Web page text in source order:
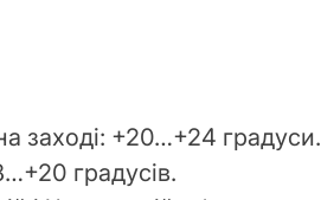
заході: +20…+24 градуси.
градусів.